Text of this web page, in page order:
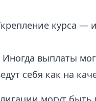
курса
выплаты
себя как на